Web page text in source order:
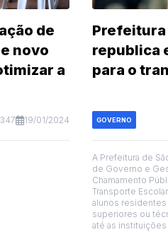
de
novo
a
19/01/2024
Prefeitura
republica
para o
GOVERNO
A Prefeitura de
de Governo e
Chamamento
Transporte
alunos
superiores ou
até as